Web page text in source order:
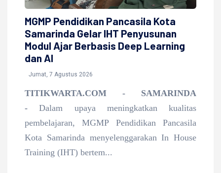
MGMP Pendidikan Pancasila Kota
Samarinda Gelar IHT Penyusunan
Modul Ajar Berbasis Deep Learning
dan AI
Jumat, 7 Agustus 2026
TITIKWARTA.COM - SAMARINDA
-Dalam upaya meningkatkan kualitas
pembelajaran, MGMP Pendidikan Pancasila
Kota Samarinda menyelenggarakan In House
Training (IHT) bertem...